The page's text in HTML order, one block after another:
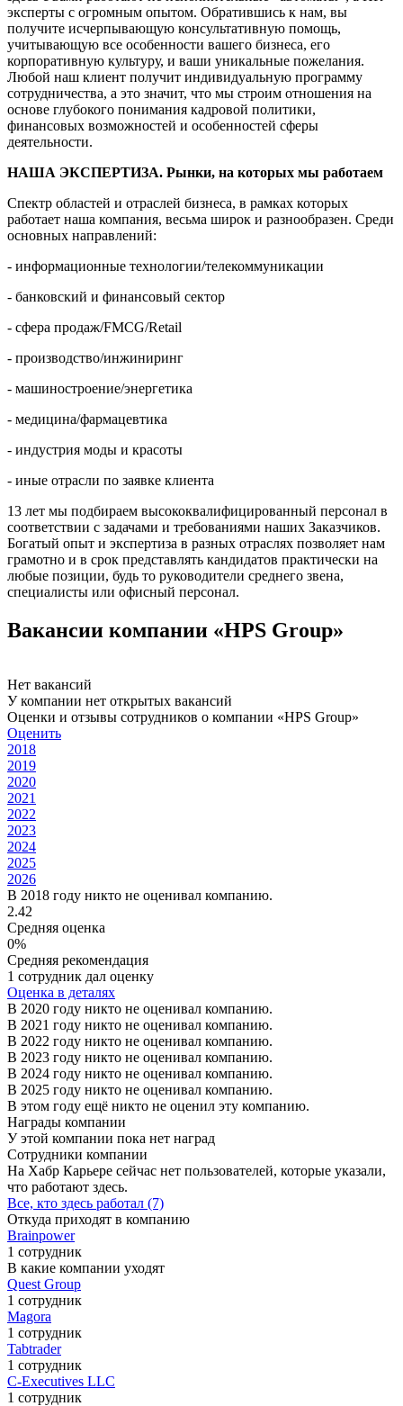
эксперты с огромным опытом. Обратившись к нам, вы
получите исчерпывающую консультативную помощь,
учитывающую все особенности вашего бизнеса, его
корпоративную культуру, и ваши уникальные пожелания.
Любой наш клиент получит индивидуальную программу
сотрудничества, а это значит, что мы строим отношения на
основе глубокого понимания кадровой политики,
финансовых возможностей и особенностей сферы
деятельности.
НАША ЭКСПЕРТИЗА. Рынки, на которых мы работаем
Спектр областей и отраслей бизнеса, в рамках которых
работает наша компания, весьма широк и разнообразен. Среди
основных направлений:
- информационные технологии/телекоммуникации
- банковский и финансовый сектор
- сфера продаж/FMCG/Retail
- производство/инжиниринг
- машиностроение/энергетика
- медицина/фармацевтика
- индустрия моды и красоты
- иные отрасли по заявке клиента
13 лет мы подбираем высококвалифицированный персонал в
соответствии с задачами и требованиями наших Заказчиков.
Богатый опыт и экспертиза в разных отраслях позволяет нам
грамотно и в срок представлять кандидатов практически на
любые позиции, будь то руководители среднего звена,
специалисты или офисный персонал.
Вакансии компании «HPS Group»
Нет вакансий
У компании нет открытых вакансий
Оценки и отзывы сотрудников о компании «HPS Group»
Оценить
2018
2019
2020
2021
2022
2023
2024
2025
2026
В 2018 году никто не оценивал компанию.
2.42
Средняя оценка
0%
Средняя рекомендация
1 сотрудник дал оценку
Оценка в деталях
В 2020 году никто не оценивал компанию.
В 2021 году никто не оценивал компанию.
В 2022 году никто не оценивал компанию.
В 2023 году никто не оценивал компанию.
В 2024 году никто не оценивал компанию.
В 2025 году никто не оценивал компанию.
В этом году ещё никто не оценил эту компанию.
Награды компании
У этой компании пока нет наград
Сотрудники компании
На Хабр Карьере сейчас нет пользователей, которые указали,
что работают здесь.
Все, кто здесь работал (7)
Откуда приходят в компанию
Brainpower
1 сотрудник
В какие компании уходят
Quest Group
1 сотрудник
Magora
1 сотрудник
Tabtrader
1 сотрудник
C-Executives LLC
1 сотрудник